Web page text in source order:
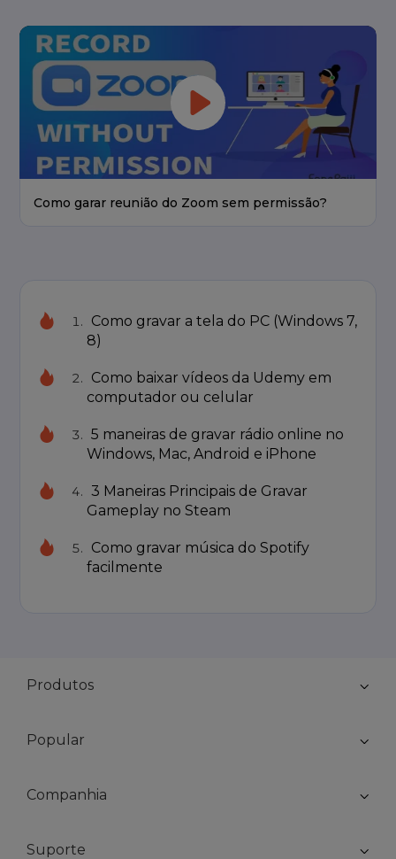
Como garar reunião do Zoom sem permissão?
Como gravar a tela do PC (Windows 7,
8)
Como baixar vídeos da Udemy em
computador ou celular
5 maneiras de gravar rádio online no
Windows, Mac, Android e iPhone
3 Maneiras Principais de Gravar
Gameplay no Steam
Como gravar música do Spotify
facilmente
Produtos
Popular
Companhia
Suporte